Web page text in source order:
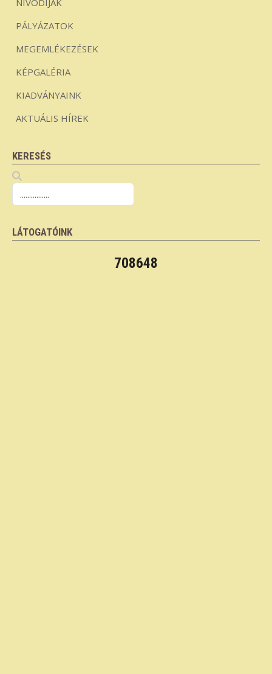
NÍVÓDÍJAK
PÁLYÁZATOK
MEGEMLÉKEZÉSEK
KÉPGALÉRIA
KIADVÁNYAINK
AKTUÁLIS HÍREK
KERESÉS
LÁTOGATÓINK
708648